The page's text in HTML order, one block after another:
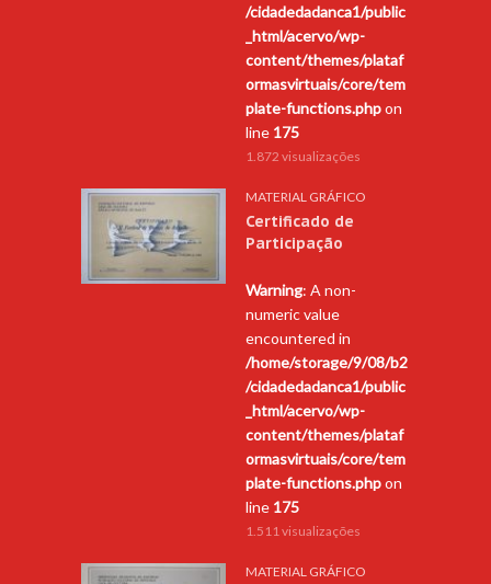
/cidadedadanca1/public
_html/acervo/wp-
content/themes/plataf
ormasvirtuais/core/tem
plate-functions.phpon
line 175
1.872 visualizações
MATERIAL GRÁFICO
Certificado de
Participação
Warning: A non-
numeric value
encountered in
/home/storage/9/08/b2
/cidadedadanca1/public
_html/acervo/wp-
content/themes/plataf
ormasvirtuais/core/tem
plate-functions.phpon
line 175
1.511 visualizações
MATERIAL GRÁFICO